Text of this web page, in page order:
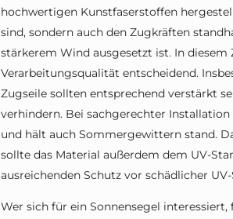
hochwertigen Kunstfaserstoffen
sind, sondern auch den Zugkräften
stärkerem Wind ausgesetzt ist. In
Verarbeitungsqualität entscheidend.
Zugseile sollten entsprechend verstärkt
verhindern. Bei sachgerechter
und hält auch Sommergewittern stand.
sollte das Material außerdem dem UV-
ausreichenden Schutz vor schädlicher
Wer sich für ein Sonnensegel